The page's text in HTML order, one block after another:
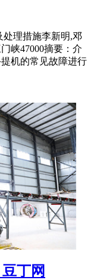
处理措施李新明,邓
峡47000摘要：介
机的常见故障进行
丁网